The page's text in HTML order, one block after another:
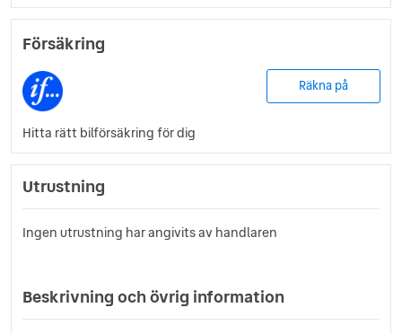
Försäkring
Räkna på
Hitta rätt bilförsäkring för dig
Utrustning
Ingen utrustning har angivits av handlaren
Beskrivning och övrig information